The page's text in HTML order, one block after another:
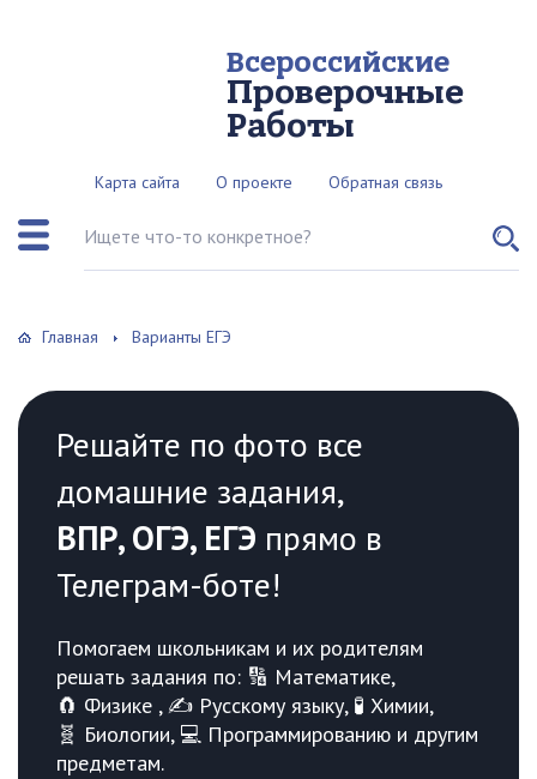
Всероссийские
Проверочные
Работы
Карта сайта О проекте Обратная связь
Поиск по сайту
Главная Варианты ЕГЭ
Решайте по фото все
домашние задания,
ВПР, ОГЭ, ЕГЭ прямо в
Телеграм-боте!
Помогаем школьникам и их родителям
решать задания по: 🔢 Математике,
🧲 Физике , ✍️ Русскому языку, 🧪 Химии,
🧬 Биологии, 💻 Программированию и другим
предметам.